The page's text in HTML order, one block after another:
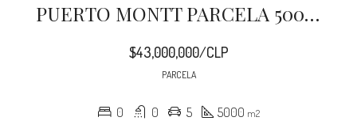
PUERTO MONTT PARCELA 5000 M2 TRAPEN CHAQUEIHUA
$43,000,000/CLP
PARCELA
0 0 5 5000 m2